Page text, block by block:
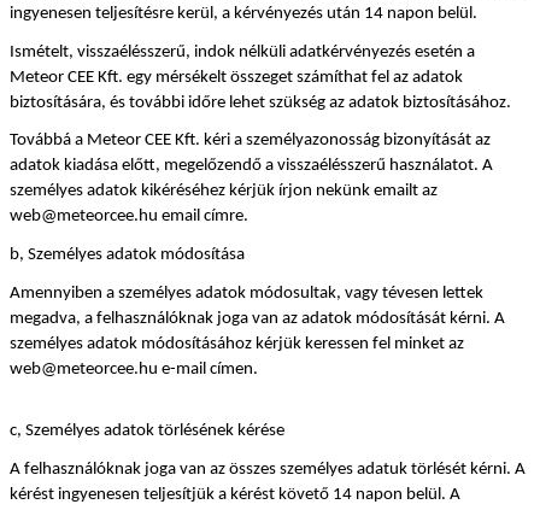
ingyenesen teljesítésre kerül, a kérvényezés után 14 napon belül.
Ismételt, visszaélésszerű, indok nélküli adatkérvényezés esetén a
Meteor CEE Kft. egy mérsékelt összeget számíthat fel az adatok
biztosítására, és további időre lehet szükség az adatok biztosításához.
Továbbá a Meteor CEE Kft. kéri a személyazonosság bizonyítását az
adatok kiadása előtt, megelőzendő a visszaélésszerű használatot. A
személyes adatok kikéréséhez kérjük írjon nekünk emailt az
web@meteorcee.hu email címre.
b, Személyes adatok módosítása
Amennyiben a személyes adatok módosultak, vagy tévesen lettek
megadva, a felhasználóknak joga van az adatok módosítását kérni. A
személyes adatok módosításához kérjük keressen fel minket az
web@meteorcee.hu e-mail címen.
c, Személyes adatok törlésének kérése
A felhasználóknak joga van az összes személyes adatuk törlését kérni. A
kérést ingyenesen teljesítjük a kérést követő 14 napon belül. A